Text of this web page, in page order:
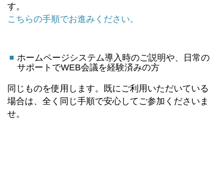
す。
こちらの手順でお進みください。
ホームページシステム導入時のご説明や、日常の
サポートでWEB会議を経験済みの方
同じものを使用します。既にご利用いただいている
場合は、全く同じ手順で安心してご参加くださいま
せ。